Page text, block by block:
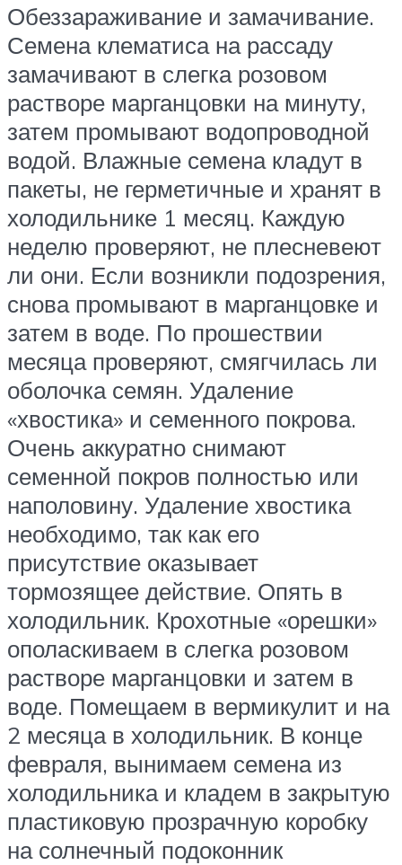
Обеззараживание и замачивание.
Семена клематиса на рассаду
замачивают в слегка розовом
растворе марганцовки на минуту,
затем промывают водопроводной
водой. Влажные семена кладут в
пакеты, не герметичные и хранят в
холодильнике 1 месяц. Каждую
неделю проверяют, не плесневеют
ли они. Если возникли подозрения,
снова промывают в марганцовке и
затем в воде. По прошествии
месяца проверяют, смягчилась ли
оболочка семян. Удаление
«хвостика» и семенного покрова.
Очень аккуратно снимают
семенной покров полностью или
наполовину. Удаление хвостика
необходимо, так как его
присутствие оказывает
тормозящее действие. Опять в
холодильник. Крохотные «орешки»
ополаскиваем в слегка розовом
растворе марганцовки и затем в
воде. Помещаем в вермикулит и на
2 месяца в холодильник. В конце
февраля, вынимаем семена из
холодильника и кладем в закрытую
пластиковую прозрачную коробку
на солнечный подоконник